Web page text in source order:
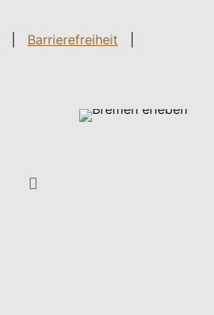
Barrierefreiheit